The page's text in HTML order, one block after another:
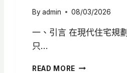
Byadmin 08/03/2026
一、引言 在現代住宅規
只…
READ MORE 浴